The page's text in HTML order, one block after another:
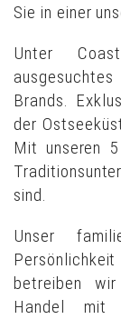
Sie in einer
Unter
Brands.
der
Mit unseren
sind.
Unser
betreiben
Handel mit